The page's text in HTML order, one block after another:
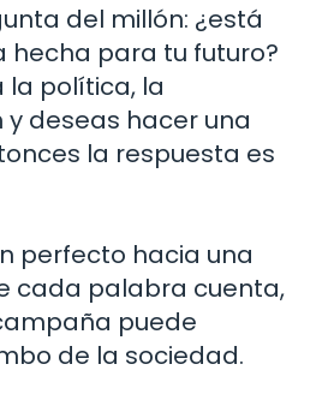
del millón: ¿está
para tu futuro?
la política, la
deseas hacer una
la respuesta es
perfecto hacia una
cada palabra cuenta,
puede
de la sociedad.